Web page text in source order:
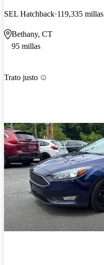
SEL Hatchback 119,335 millas
Bethany, CT
95 millas
Trato justo